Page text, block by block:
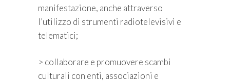
manifestazione, anche attraverso
l’utilizzo di strumenti radiotelevisivi e
telematici;
> collaborare e promuovere scambi
culturali con enti, associazioni e